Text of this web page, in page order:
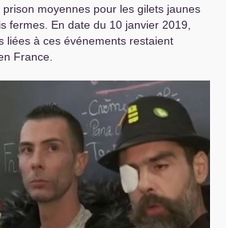
moyennes pour les gilets jaunes
fermes. En date du 10 janvier 2019,
liées à ces événements restaient
France.